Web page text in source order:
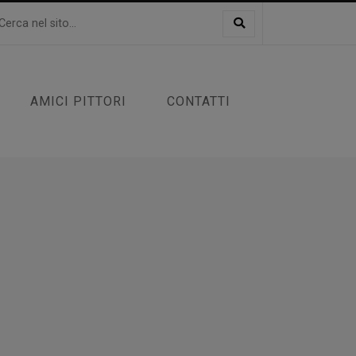
AMICI PITTORI CONTATTI